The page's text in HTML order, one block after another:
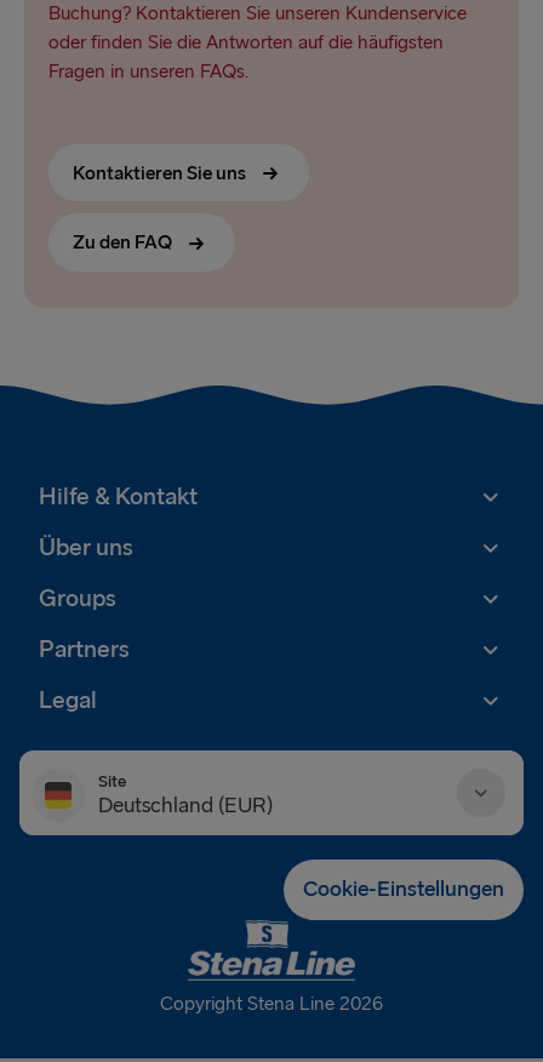
Buchung? Kontaktieren Sie unseren Kundenservice
oder finden Sie die Antworten auf die häufigsten
Fragen in unseren FAQs.
Kontaktieren Sie uns
Zu den FAQ
Hilfe & Kontakt
Über uns
Groups
Partners
Legal
Site
Deutschland (EUR)
Cookie-Einstellungen
Copyright Stena Line 2026